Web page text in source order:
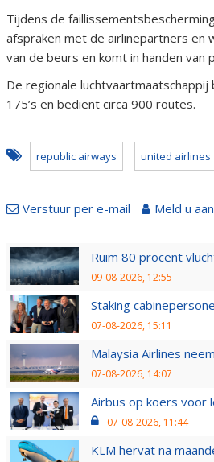
Tijdens de
afspraken met de airlinepartners en
van de beurs en komt in handen
De regionale
175’s en bedient circa 900 routes.
republic airways united airlines
Verstuur per e-mail Meld u
Ruim 80 procent
09-08-2026, 12:55
Staking
07-08-2026, 15:11
Malaysia Airlines
07-08-2026, 14:07
Airbus op koers voor
07-08-2026, 11:44
KLM hervat na